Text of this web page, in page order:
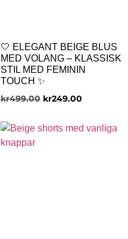
🤍 ELEGANT BEIGE BLUS
MED VOLANG – KLASSISK
STIL MED FEMININ
TOUCH ✨
kr499.00 kr249.00